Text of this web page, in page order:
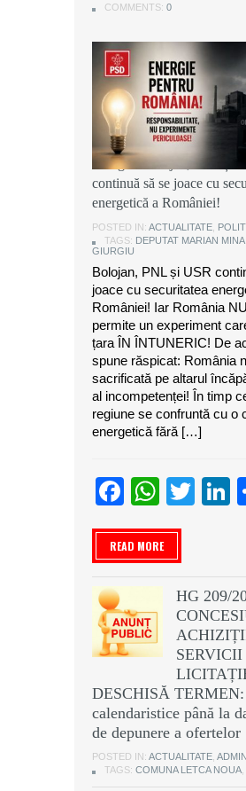
COMMENTS: 0
COMMENTS: 0
COMMENTS: 0
Marian Mina, deputat PSD
Giurgiu: Bolojan, PNL și
continuă să se joace cu
energetică a României!
POSTED IN: ACTUALITATE
TAGS: DEPUTAT MARIAN MINA
GIURGIU
Bolojan, PNL și USR
joace cu securitatea
României! Iar România
permite un experiment
țara ÎN ÎNTUNERIC! De
spune răspicat: România
sacrificată pe altarul
al incompetenței! În timp
regiune se confruntă cu o
energetică fără […]
READ MORE
HG 209/
SERVICII
DESCHISĂ
calendaristice până la
de depunere a ofertelor
POSTED IN: ACTUALITATE
TAGS: COMUNA LETCA NOUA